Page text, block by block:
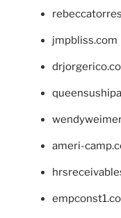
jmpbliss.com
ameri-